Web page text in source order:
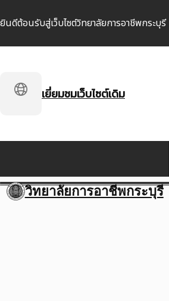
ยินดีต้อนรับสู่เว็บไซต์วิทยาลัยการอาชีพกระบุรี
เยี่ยมชมเว็บไซต์เดิม
วิทยาลัยการอาชีพกระบุรี